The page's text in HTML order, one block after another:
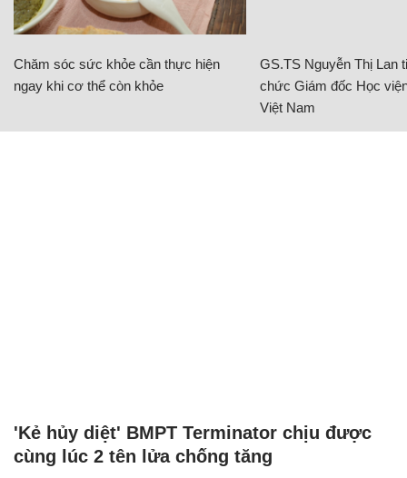
Chăm sóc sức khỏe cần thực hiện
ngay khi cơ thể còn khỏe
GS.TS Nguyễn Thị Lan
chức Giám đốc Học
Việt Nam
'Kẻ hủy diệt' BMPT Terminator chịu được
cùng lúc 2 tên lửa chống tăng